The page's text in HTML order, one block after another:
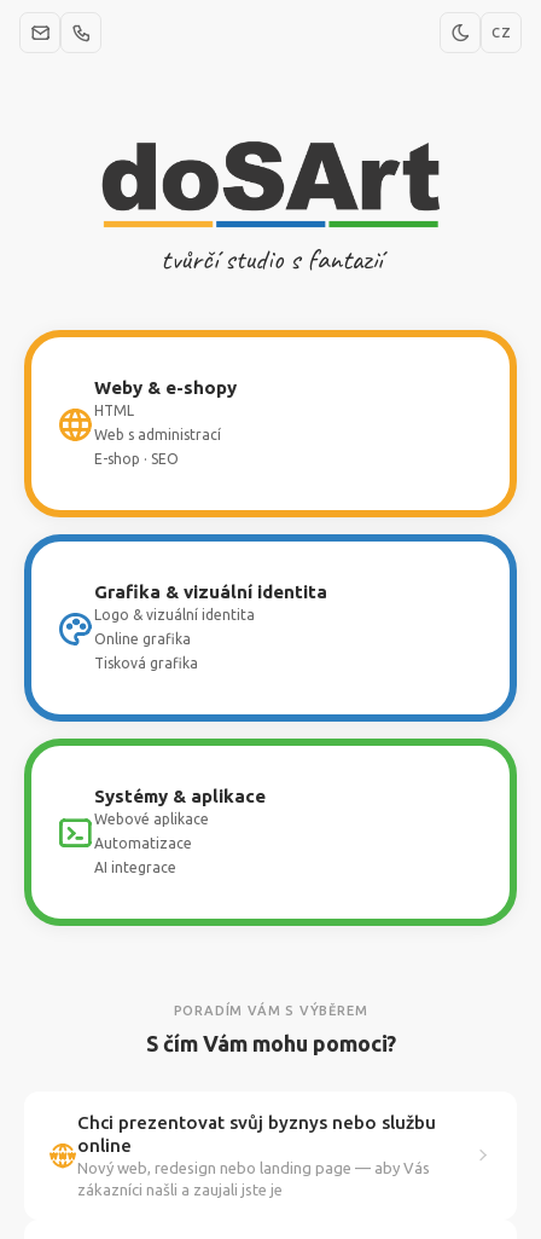
CZ
tvůrčí studio s fantazií
Weby & e-shopy
HTML
Web s administrací
E-shop · SEO
Grafika & vizuální identita
Logo & vizuální identita
Online grafika
Tisková grafika
Systémy & aplikace
Webové aplikace
Automatizace
AI integrace
PORADÍM VÁM S VÝBĚREM
S čím Vám mohu pomoci?
Chci prezentovat svůj byznys nebo službu
online
Nový web, redesign nebo landing page — aby Vás
zákazníci našli a zaujali jste je